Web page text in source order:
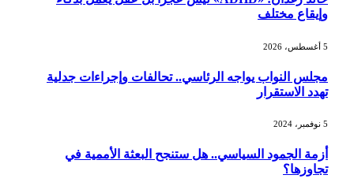
وإيقاع مختلف
مجلس النواب يواجه الرئاسي.. تحالفات وإجراءات جدلية
تهدد الاستقرار
أزمة الجمود السياسي.. هل ستنجح البعثة الأممية في
تجاوزها؟